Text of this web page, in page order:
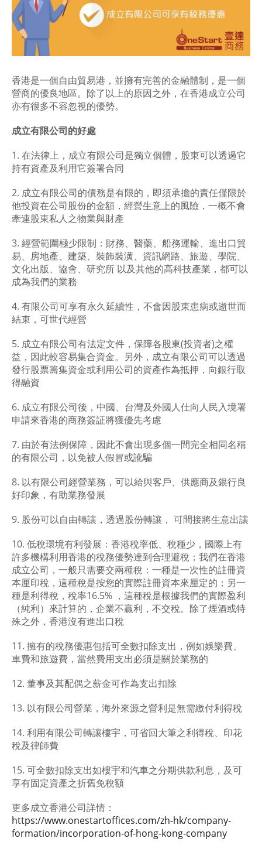
香港是一個自由貿易港，並擁有完善的金融體制，是一個
營商的優良地區。除了以上的原因之外，在香港成立公司
亦有很多不容忽視的優勢。
成立有限公司的好處
1. 在法律上，成立有限公司是獨立個體，股東可以透過它
持有資產及利用它簽署合同
2. 成立有限公司的債務是有限的，即須承擔的責任僅限於
他投資在公司股份的金額，經營生意上的風險，一概不會
牽連股東私人之物業與財產
3. 經營範圍極少限制：財務、醫藥、船務運輸、進出口貿
易、房地產、建築、裝飾裝潢、資訊網路、旅遊、學院、
文化出版、協會、研究所 以及其他的高科技產業，都可以
成為我們的業務
4. 有限公司可享有永久延續性，不會因股東患病或逝世而
結束，可世代經營
5. 成立有限公司有法定文件，保障各股東(投資者)之權
益，因此較容易集合資金。另外，成立有限公司可以透過
發行股票籌集資金或利用公司的資產作為抵押，向銀行取
得融資
6. 成立有限公司後，中國、台灣及外國人仕向人民入境署
申請來香港的商務簽証將獲優先考慮
7. 由於有法例保障，因此不會出現多個一間完全相同名稱
的有限公司，以免被人假冒或訛騙
8. 以有限公司經營業務，可以給與客戶、供應商及銀行良
好印象，有助業務發展
9. 股份可以自由轉讓，透過股份轉讓， 可間接將生意出讓
10. 低稅環境有利發展：香港稅率低、稅種少，國際上有
許多機構利用香港的稅務優勢達到合理避稅；我們在香港
成立公司，一般只需要交兩種稅：一種是一次性的註冊資
本厘印稅，這種稅是按您的實際註冊資本來厘定的；另一
種是利得稅，稅率16.5% ，這種稅是根據我們的實際盈利
（純利）來計算的，企業不贏利，不交稅。除了煙酒或特
殊之外，香港沒有進出口稅
11. 擁有的稅務優惠包括可全數扣除支出，例如娛樂費、
車費和旅遊費，當然費用支出必須是關於業務的
12. 董事及其配偶之薪金可作為支出扣除
13. 以有限公司營業，海外來源之營利是無需繳付利得稅
14. 利用有限公司轉讓樓宇，可省回大筆之利得稅、印花
稅及律師費
15. 可全數扣除支出如樓宇和汽車之分期供款利息，及可
享有固定資產之折舊免稅額
更多成立香港公司詳情：
https://www.onestartoffices.com/zh-hk/company-
formation/incorporation-of-hong-kong-company